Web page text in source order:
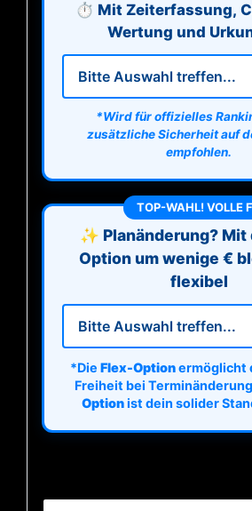
⏱️ Mit Zeiterfassung,
Wertung und
*Wird für offizielles
zusätzliche Sicherheit auf
empfohlen.
TOP-WAHL! VOLLE
✨ Planänderung? Mit
Option um wenige €
flexibel
*Die Flex-Optionermöglicht
Freiheit bei
Optionist dein solider